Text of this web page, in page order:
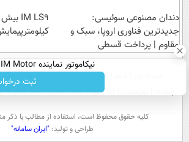
دندان مصنوعی سوئیسی:
جدیدترین فناوری اروپا، سبک و
مقاوم | پرداخت قسطی
نیکاموتور نماینده IM Motor و Lynk&Co در ایران
ثبت
عصر ایران۲ درباره عصرایران تماس
آب و هوا اوقات شرعی سواد زندگی
كليه حقوق محفوظ است، استفاده از مطالب با ذكر
طراحی و تولید:"ایران سامانه"